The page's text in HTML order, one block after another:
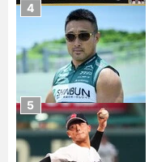
4
5